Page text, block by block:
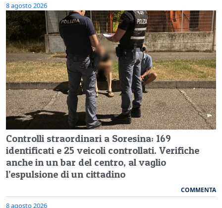
8 agosto 2026
Controlli straordinari a Soresina: 169
identificati e 25 veicoli controllati. Verifiche
anche in un bar del centro, al vaglio
l’espulsione di un cittadino
COMMENTA
8 agosto 2026